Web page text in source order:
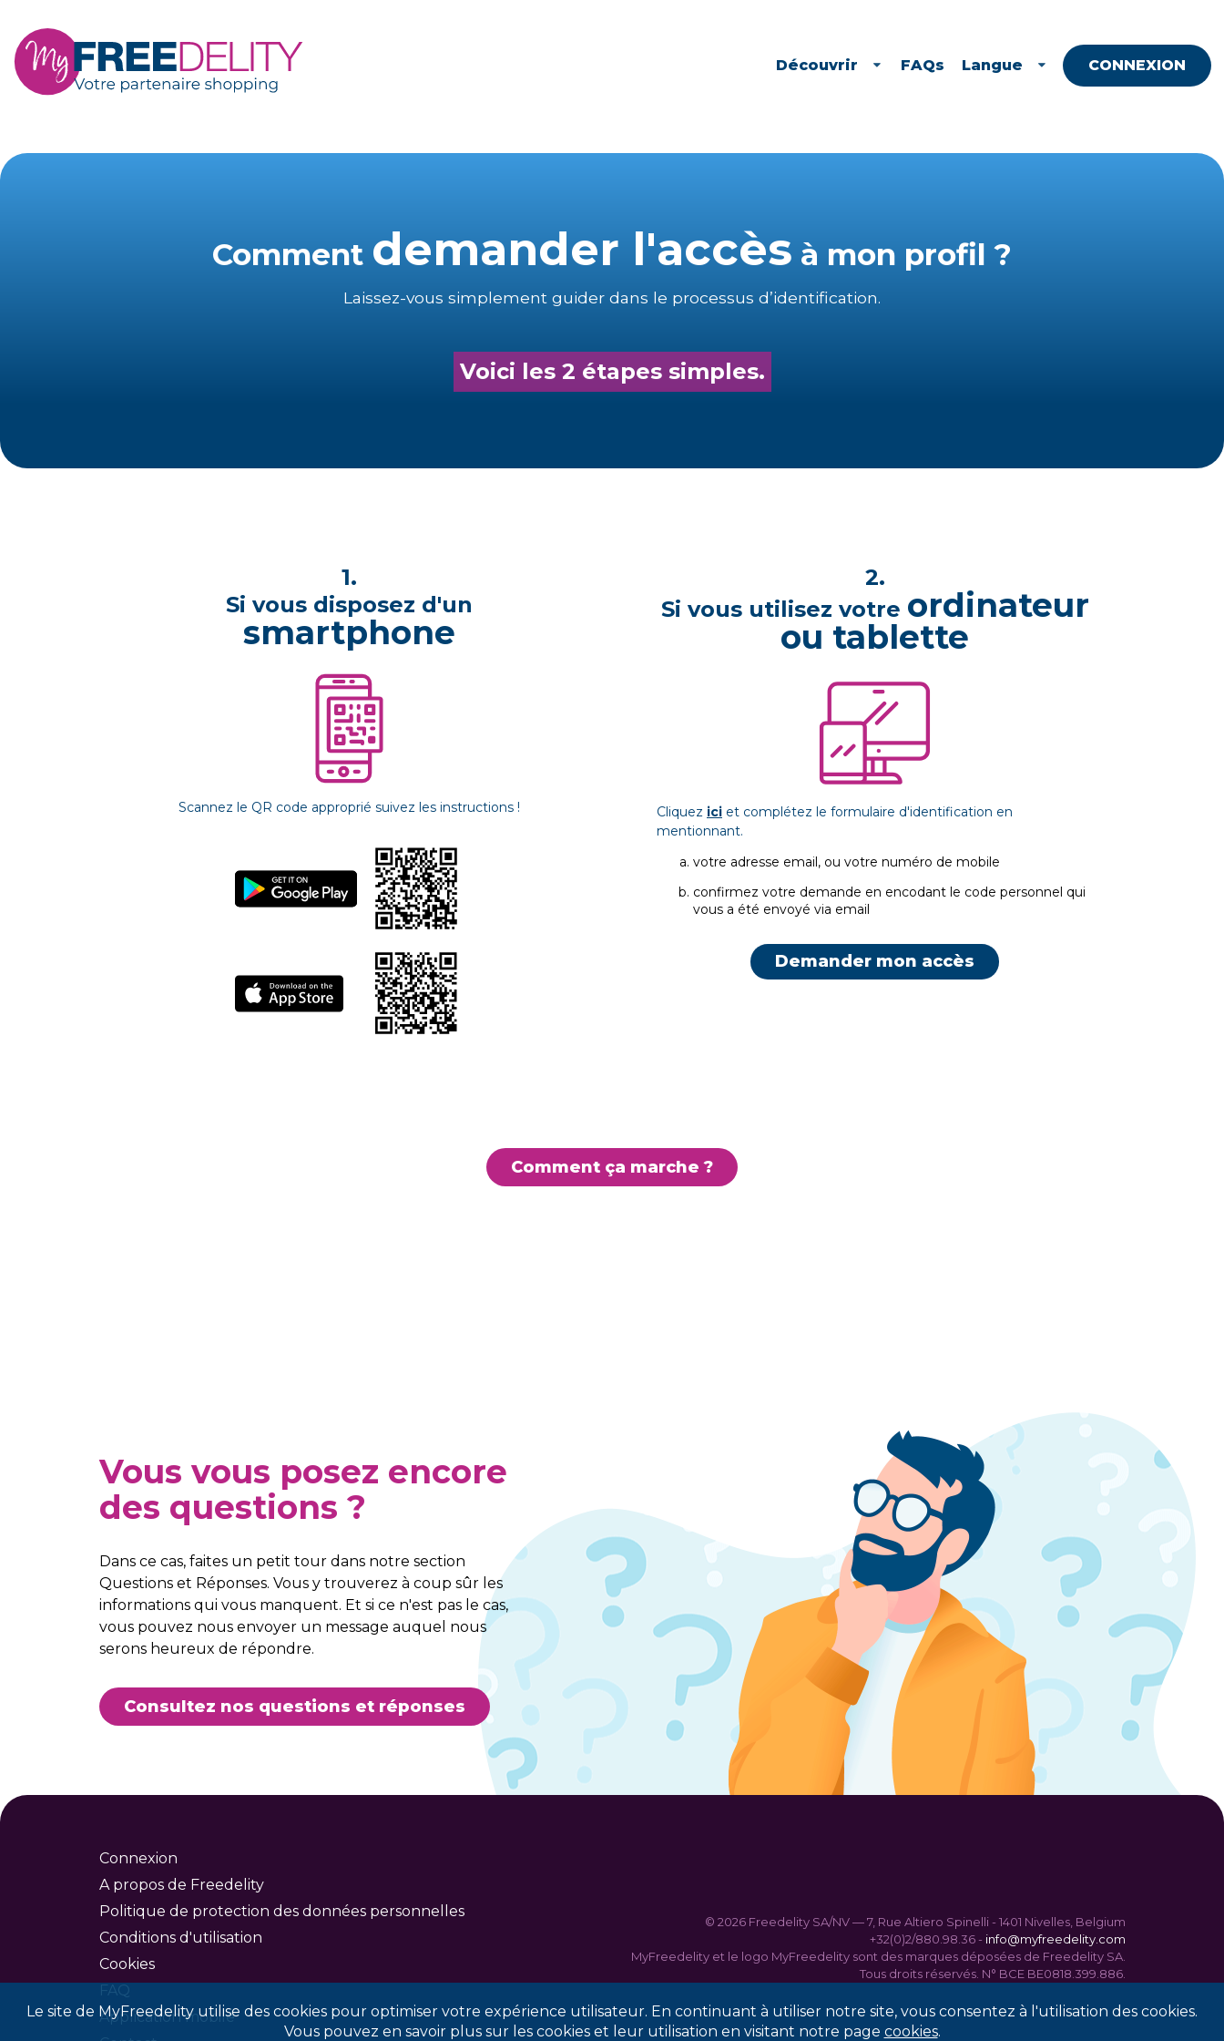
Le site de MyFreedelity utilise des cookies pour optimiser votre expérience utilisateur. En continuant à utiliser notre site, vous consentez à l'utilisation des cookies.
Vous pouvez en savoir plus sur les cookies et leur utilisation en visitant notre page cookies.
Découvrir FAQs Langue CONNEXION
Comment demander l'accès à mon profil ?
Laissez-vous simplement guider dans le processus d’identification.
Voici les 2 étapes simples.
1.
Si vous disposez d'un
smartphone
Scannez le QR code approprié suivez les instructions !
2.
Si vous utilisez votre ordinateur
ou tablette
Cliquez ici et complétez le formulaire d'identification en
mentionnant.
votre adresse email, ou votre numéro de mobile
confirmez votre demande en encodant le code personnel qui
vous a été envoyé via email
Demander mon accès
Comment ça marche ?
Vous vous posez encore
des questions ?
Dans ce cas, faites un petit tour dans notre section
Questions et Réponses. Vous y trouverez à coup sûr les
informations qui vous manquent. Et si ce n'est pas le cas,
vous pouvez nous envoyer un message auquel nous
serons heureux de répondre.
Consultez nos questions et réponses
Connexion
A propos de Freedelity
Politique de protection des données personnelles
Conditions d'utilisation
Cookies
FAQ
Application mobile
© 2026 Freedelity SA/NV — 7, Rue Altiero Spinelli - 1401 Nivelles, Belgium
+32(0)2/880.98.36 - info@myfreedelity.com
MyFreedelity et le logo MyFreedelity sont des marques déposées de Freedelity SA.
Tous droits réservés. N° BCE BE0818.399.886.